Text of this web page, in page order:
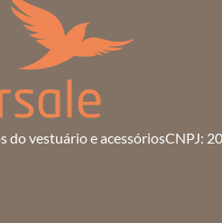
do vestuário e acessóriosCNPJ: